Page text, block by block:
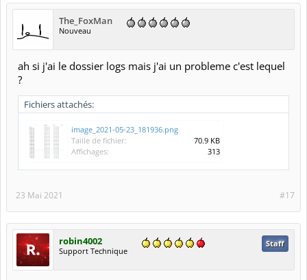
The_FoxMan
Nouveau
ah si j'ai le dossier logs mais j'ai un probleme c'est lequel
?
Fichiers attachés:
image_2021-05-23_181936.png
Taille de fichier:
70.9 KB
Affichages:
313
#17
23 Mai 2021
robin4002
Support Technique
Staff